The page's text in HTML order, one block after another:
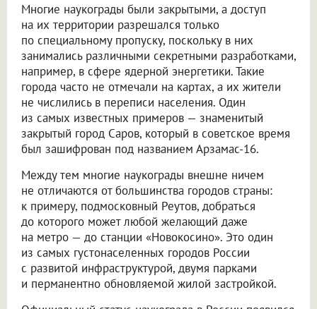
Многие наукограды были закрытыми, а доступ
на их территории разрешался только
по специальному пропуску, поскольку в них
занимались различными секретными разработками,
например, в сфере ядерной энергетики. Такие
города часто не отмечали на картах, а их жители
не числились в переписи населения. Один
из самых известных примеров — знаменитый
закрытый город Саров, который в советское время
был зашифрован под названием Арзамас-16.
Между тем многие наукограды внешне ничем
не отличаются от большинства городов страны:
к примеру, подмосковный Реутов, добраться
до которого может любой желающий даже
на метро — до станции «Новокосино». Это один
из самых густонаселенных городов России
с развитой инфраструктурой, двумя парками
и перманентно обновляемой жилой застройкой.